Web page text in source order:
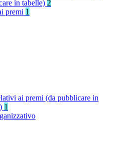
in tabelle) 2
premi 1
ai premi (da pubblicare in
1